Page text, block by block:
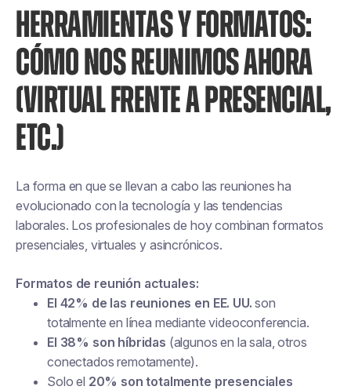
HERRAMIENTAS Y FORMATOS:
CÓMO NOS REUNIMOS AHORA
(VIRTUAL FRENTE A PRESENCIAL,
ETC.)
La forma en que se llevan a cabo las reuniones ha
evolucionado con la tecnología y las tendencias
laborales. Los profesionales de hoy combinan formatos
presenciales, virtuales y asincrónicos.
Formatos de reunión actuales:
El 42% de las reuniones en EE. UU. son
totalmente en línea mediante videoconferencia.
El 38% son híbridas (algunos en la sala, otros
conectados remotamente).
Solo el 20% son totalmente presenciales